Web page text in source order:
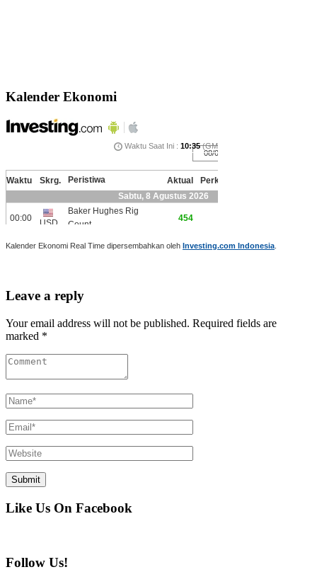
Kalender Ekonomi
Kalender Ekonomi Real Time dipersembahkan oleh Investing.com Indonesia
Leave a reply
Your email address will not be published. Required fields are
marked *
Like Us On Facebook
Follow Us!